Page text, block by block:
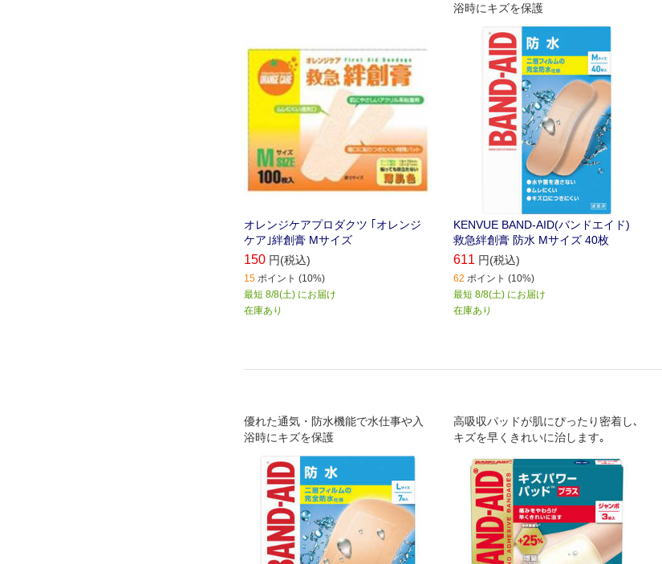
オレンジケアプロダクツ ｢オレンジ
ケア｣絆創膏 Mサイズ
150 円(税込)
15 ポイント (10%)
最短 8/8(土) にお届け
在庫あり
浴時にキズを保護
KENVUE BAND-AID(バンドエイド)
救急絆創膏 防水 Mサイズ 40枚
611 円(税込)
62 ポイント (10%)
最短 8/8(土) にお届け
在庫あり
優れた通気・防水機能で水仕事や入
浴時にキズを保護
高吸収パッドが肌にぴったり密着し､
キズを早くきれいに治します｡